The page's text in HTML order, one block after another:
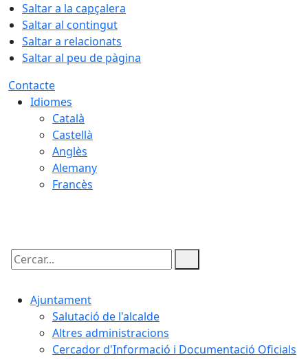
Saltar a la capçalera
Saltar al contingut
Saltar a relacionats
Saltar al peu de pàgina
Contacte
Idiomes
Català
Castellà
Anglès
Alemany
Francès
Cercar:
Ajuntament
Salutació de l'alcalde
Altres administracions
Cercador d'Informació i Documentació Oficials